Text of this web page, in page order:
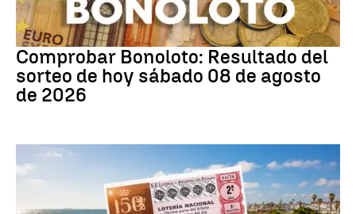
Bonoloto
Comprobar Bonoloto: Resultado del
sorteo de hoy sábado 08 de agosto
de 2026